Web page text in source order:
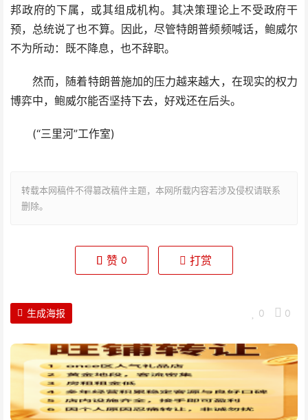
邦政府的下属，或其组成机构。其决策理论上不受政府干
预，总统说了也不算。因此，尽管特朗普频频喊话，鲍威尔
不为所动：既不降息，也不辞职。
然而，随着特朗普施加的压力越来越大，在现实的权力
博弈中，鲍威尔能否坚持下去，好戏还在后头。
(“三里河”工作室)
转载本网稿件不得篡改稿件主题，本网所载内容若涉及侵权请联系
删除。
赞 0 打赏
0 0
生成海报